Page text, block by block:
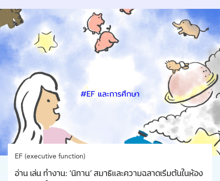
EF (executive function)
อ่าน เล่น ทำงาน: ‘นิทาน’ สมาธิและความฉลาดเริ่มต้นในห้อง